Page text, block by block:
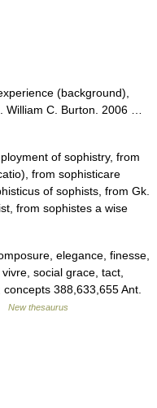
(background),
William C. Burton. 2006 …
of sophistry, from
from sophisticare
of sophists, from Gk.
from sophistes a wise
elegance, finesse,
social grace, tact,
388,633,655 Ant.
New thesaurus